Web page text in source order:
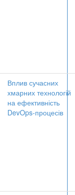
Вплив сучасних
хмарних технологій
на ефективність
DevOps-процесів